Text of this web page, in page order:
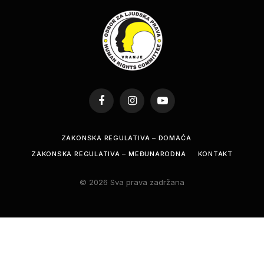
FacebookInstagramYouTube
ZAKONSKA REGULATIVA – DOMAĆA
ZAKONSKA REGULATIVA – MEĐUNARODNA
KONTAKT
© 2026 Sva prava zadržana